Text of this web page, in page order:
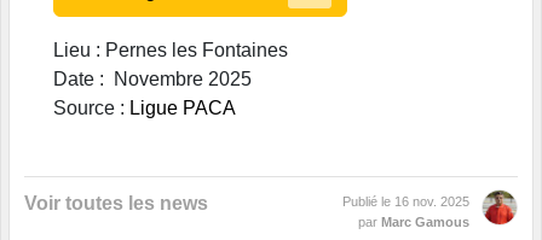
Lieu : Pernes les Fontaines
Date : Novembre 2025
Source : Ligue PACA
Voir toutes les news Publié le 16 nov. 2025
par Marc Gamous